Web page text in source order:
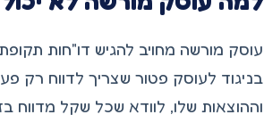
עוסק מורשה מחויב להגיש דו"חות
בניגוד לעוסק פטור שצריך לדווח רק
וההוצאות שלו, לוודא שכל שקל מדווח